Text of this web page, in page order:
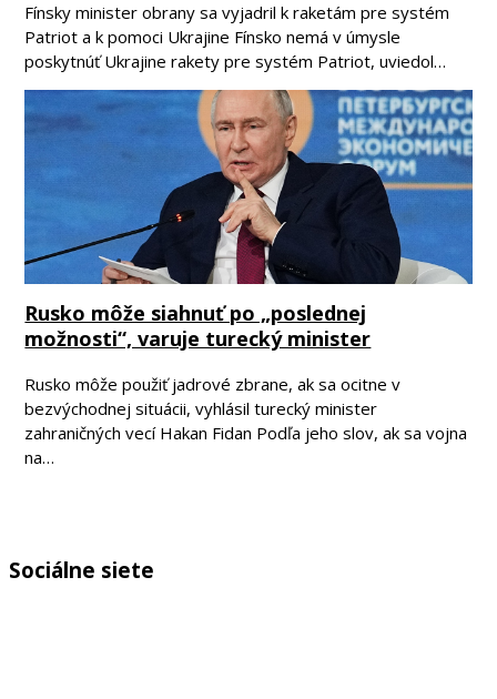
Fínsky minister obrany sa vyjadril k raketám pre systém
Patriot a k pomoci Ukrajine Fínsko nemá v úmysle
poskytnúť Ukrajine rakety pre systém Patriot, uviedol…
Rusko môže siahnuť po „poslednej
možnosti“, varuje turecký minister
Rusko môže použiť jadrové zbrane, ak sa ocitne v
bezvýchodnej situácii, vyhlásil turecký minister
zahraničných vecí Hakan Fidan Podľa jeho slov, ak sa vojna
na…
Sociálne siete